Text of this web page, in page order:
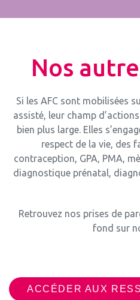
Nos
Si les AFC sont mobilisées
assisté, leur champ
bien plus large. Elles
respect de la vie, des
contraception, GPA, PMA,
diagnostique prénatal,
Retrouvez nos prises de
fond sur
ACCÉDER AUX